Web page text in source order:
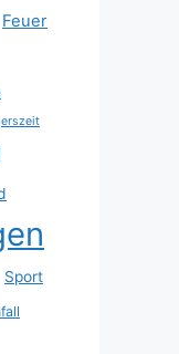
Feuer
Sport